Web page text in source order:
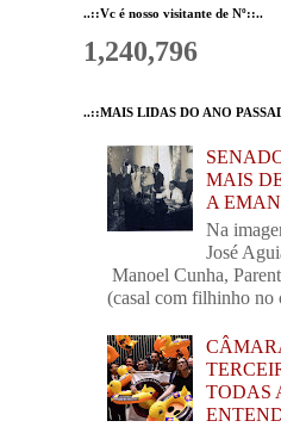
..::Vc é nosso visitante de Nº::..
1,240,796
..::MAIS LIDAS DO ANO
MAIS
A
Na
José
Manoel Cunha,
(casal com filhinho
TODAS